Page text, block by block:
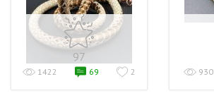
97
1422 69 2 930